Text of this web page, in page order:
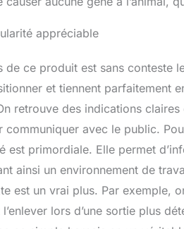
appréciable
de ce produit est sans
et tiennent parfaitement
retrouve des indications
avec le public.
est primordiale. Elle permet
ainsi un environnement de
est un vrai plus. Par exemple,
lors d’une sortie plus